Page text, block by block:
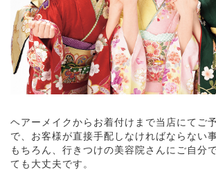
ヘアーメイクからお着付けまで当店にてご
で、お客様が直接手配しなければならない
もちろん、行きつけの美容院さんにご自分
ても大丈夫です。